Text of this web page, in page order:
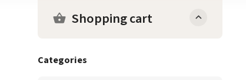
Shopping cart
Categories